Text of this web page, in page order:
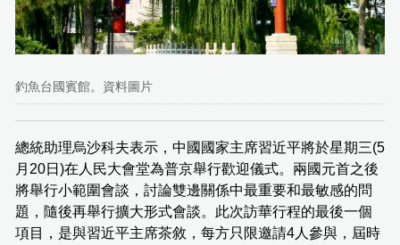
釣魚台國賓館。資料圖片
總統助理烏沙科夫表示，中國國家主席習近平將於星期三(5
月20日)在人民大會堂為普京舉行歡迎儀式。兩國元首之後
將舉行小範圍會談，討論雙邊關係中最重要和最敏感的問
題，隨後再舉行擴大形式會談。此次訪華行程的最後一個
項目，是與習近平主席茶敘，每方只限邀請4人參與，屆時